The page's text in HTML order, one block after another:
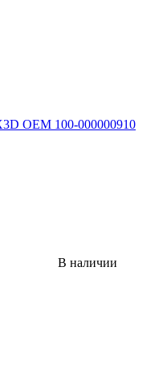
В наличии